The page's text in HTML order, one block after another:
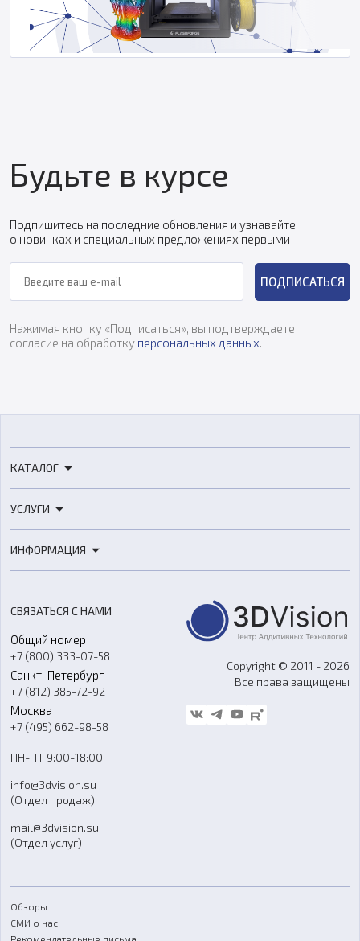
Будьте в курсе
Подпишитесь на последние обновления и узнавайте
о новинках и специальных предложениях первыми
ПОДПИСАТЬСЯ
Нажимая кнопку «Подписаться», вы подтверждаете
согласие на обработку персональных данных.
КАТАЛОГ
3D-сканеры
Расходные материалы
Оборудование и материалы для вакуумного литья
Аксессуары и прочее оборудование
Программное обеспечение
УСЛУГИ
3D-моделирование
Ремонт и услуги
ИНФОРМАЦИЯ
О компании
Контакты
Гос. закупки
Стать дилером
Блог
FAQ
СВЯЗАТЬСЯ С НАМИ
Общий номер
+7 (800) 333-07-58
Санкт-Петербург
+7 (812) 385-72-92
Москва
+7 (495) 662-98-58
ПН-ПТ 9:00-18:00
info@3dvision.su
(Отдел продаж)
mail@3dvision.su
(Отдел услуг)
Copyright © 2011 - 2026
Все права защищены
Обзоры
СМИ о нас